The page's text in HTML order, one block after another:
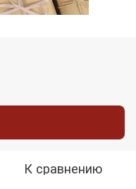
К сравнению